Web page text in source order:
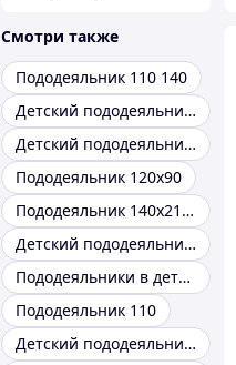
Смотри также
Пододеяльник 110 140
Детский пододеяльник 110 140
Детский пододеяльник 100х140
Пододеяльник 120х90
Пододеяльник 140х210 детский
Детский пододеяльник 120х180
Пододеяльники в детскую кроватку
Пододеяльник 110
Детский пододеяльник 120х90